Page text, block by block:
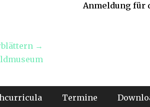
→
Anmeldung für
Termine